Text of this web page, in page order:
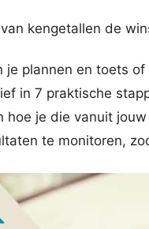
kengetallen de
plannen en toets
in 7 praktische
je die vanuit
te monitoren,